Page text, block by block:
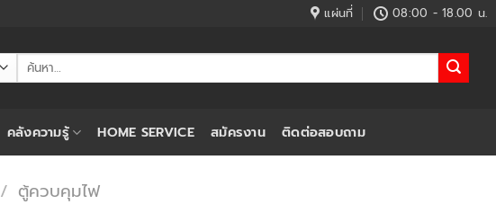
แผ่นที่ 08:00 - 18.00 น.
ค้นหา:
คลังความรู้ HOME SERVICE สมัครงาน ติดต่อสอบถาม
/ ตู้ควบคุมไฟ